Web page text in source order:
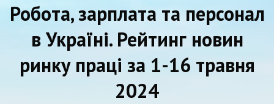
Робота, зарплата та персонал
в Україні. Рейтинг новин
ринку праці за 1-16 травня
2024